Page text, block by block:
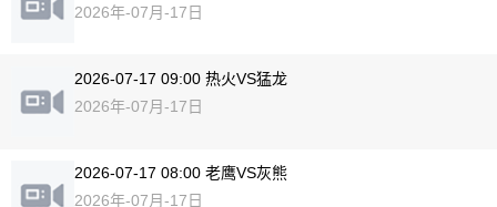
2026年-07月-17日
2026-07-17 09:00 热火VS猛龙
2026年-07月-17日
2026-07-17 08:00 老鹰VS灰熊
2026年-07月-17日